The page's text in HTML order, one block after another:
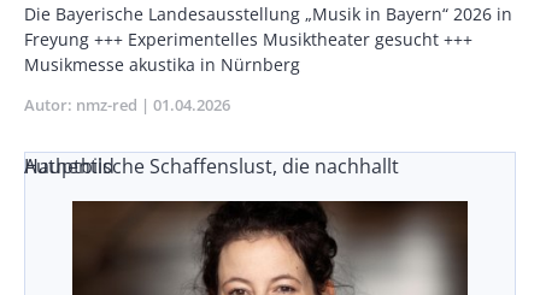
Vorspann
/
Teaser
Die Bayerische Landesausstellung „Musik in Bayern“ 2026 in
Freyung +++ Experimentelles Musiktheater gesucht +++
Musikmesse akustika in Nürnberg
Autor nmz-red Publikationsdatum
01.04.2026
Authentische Schaffenslust, die nachhallt
Hauptbild